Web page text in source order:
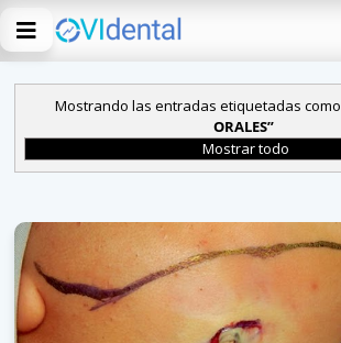
Mostrando las entradas etiquetadas como
ORALES
Mostrar todo